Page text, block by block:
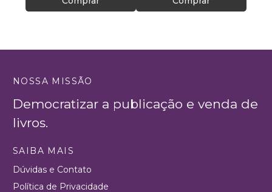
NOSSA MISSÃO
Democratizar a publicação e venda de
livros.
SAIBA MAIS
Dúvidas e Contato
Política de Privacidade